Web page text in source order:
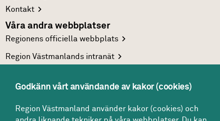
Kontakt
Våra andra webbplatser
Regionens officiellawebbplats
Region Västmanlandsintranät
Facebook
LinkedIn
Godkänn vårt användande av kakor (cookies)
Region Västmanland använder kakor (cookies) och